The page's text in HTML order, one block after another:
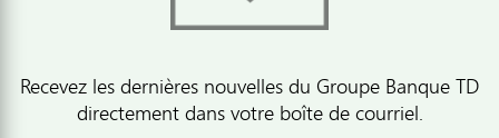
Recevez les dernières nouvelles du Groupe Banque TD
directement dans votre boîte de courriel.